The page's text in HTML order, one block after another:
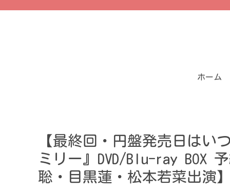
ホーム
【最終回・円盤発売日はい
ミリー』DVD/Blu-ray BOX
聡・目黒蓮・松本若菜出演】